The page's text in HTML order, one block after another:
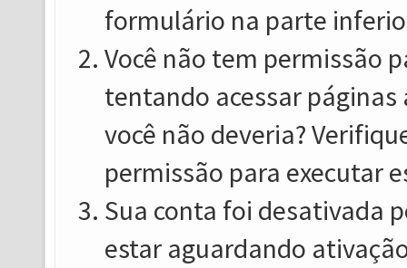
formulário na parte
Você não tem permissão
tentando acessar
você não deveria?
permissão para executar
Sua conta foi desativada
estar aguardando